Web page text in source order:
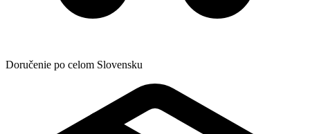
Doručenie po celom Slovensku